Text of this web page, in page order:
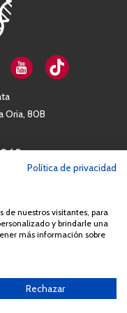
Oria, 80B
reproducción o
contenidos del sitio web
Asociación España
Política de privacidad
de nuestros visitantes, para
y brindarle una
más información sobre
Rechazar